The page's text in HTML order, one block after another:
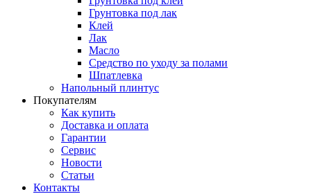
Грунтовка под лак
Клей
Лак
Масло
Средство по уходу за полами
Шпатлевка
Напольный плинтус
Покупателям
Как купить
Доставка и оплата
Гарантии
Сервис
Новости
Статьи
Контакты